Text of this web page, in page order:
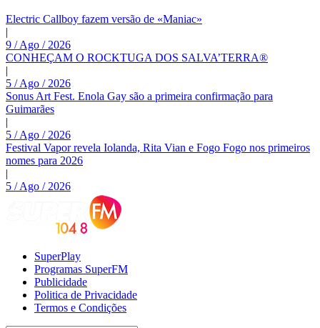
Electric Callboy fazem versão de «Maniac»
|
9 / Ago / 2026
CONHEÇAM O ROCKTUGA DOS SALVA’TERRA®
|
5 / Ago / 2026
Sonus Art Fest. Enola Gay são a primeira confirmação para
Guimarães
|
5 / Ago / 2026
Festival Vapor revela Iolanda, Rita Vian e Fogo Fogo nos primeiros
nomes para 2026
|
5 / Ago / 2026
SuperPlay
Programas SuperFM
Publicidade
Politica de Privacidade
Termos e Condições